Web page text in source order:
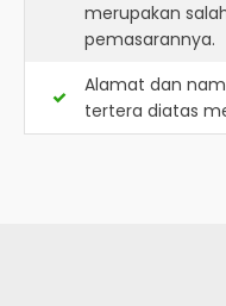
merupakan
pemasarannya.
Alamat dan
tertera diatas